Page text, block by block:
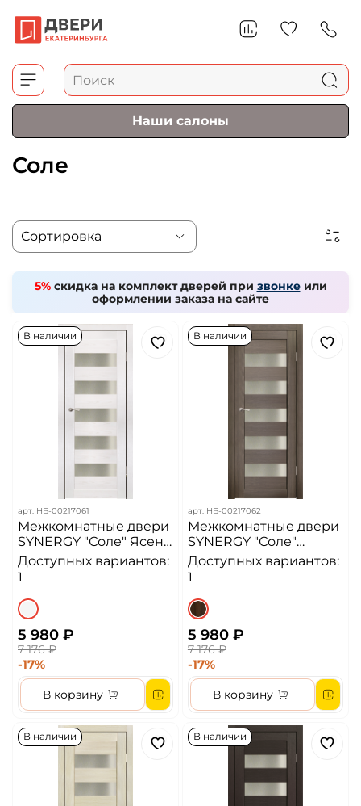
Наши салоны
Соле
5% скидка на комплект дверей при звонкеили
оформлении заказа на сайте
В наличии
арт. НБ-00217061
Межкомнатные двери
SYNERGY "Соле" Ясень
снежный (Сатинат
матовое)
Доступных вариантов:
1
5 980 ₽
7 176 ₽
-17%
В корзину
В наличии
арт. НБ-00217062
Межкомнатные двери
SYNERGY "Соле"
Акация темная
(Сатинат матовое)
Доступных вариантов:
1
5 980 ₽
7 176 ₽
-17%
В корзину
В наличии В наличии